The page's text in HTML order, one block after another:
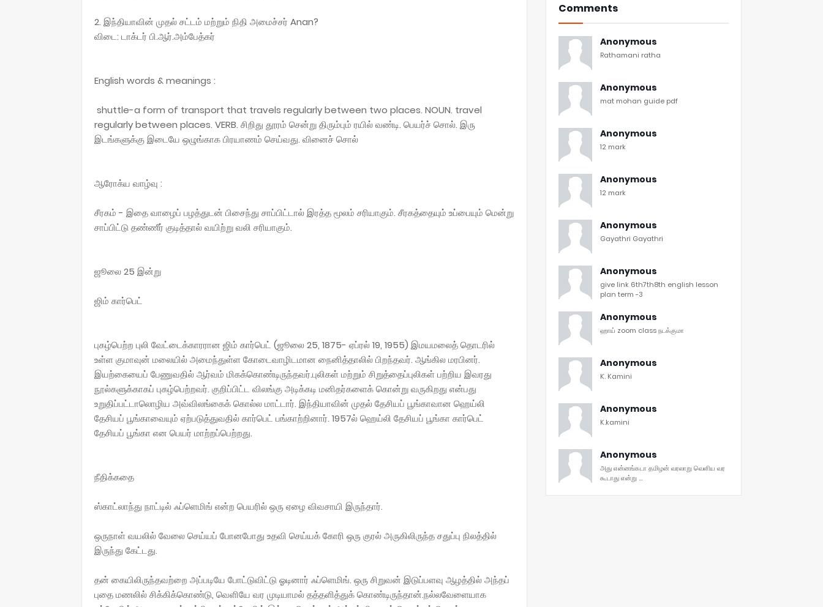
2. இந்தியாவின் முதல் சட்டம் மற்றும் நிதி அமைச்சர் Anan?
விடை: டாக்டர் பி.ஆர்.அம்பேத்கர்
English words & meanings :
shuttle-a form of transport that travels regularly between two places. NOUN. travel
regularly between places. VERB. சிறிது தூரம் சென்று திரும்பும் ரயில் வண்டி. பெயர்ச் சொல். இரு
இடங்களுக்கு இடையே ஒழுங்காக பிரயாணம் செய்வது. வினைச் சொல்
ஆரோக்ய வாழ்வு :
சீரகம் - இதை வாழைப் பழத்துடன் பிசைந்து சாப்பிட்டால் இரத்த மூலம் சரியாகும். சீரகத்தையும் உப்பையும் மென்று
சாப்பிட்டு தண்ணீர் குடித்தால் வயிற்று வலி சரியாகும்.
ஜூலை 25 இன்று
ஜிம் கார்பெட்
புகழ்பெற்ற புலி வேட்டைக்காரரான ஜிம் கார்பெட் (ஜூலை 25, 1875- ஏப்ரல் 19, 1955) இமயமலைத் தொடரில்
உள்ள குமாவுன் மலையில் அமைந்துள்ள கோடைவாழிடமான நைனித்தாலில் பிறந்தவர். ஆங்கில மரபினர்.
இயற்கையைப் பேணுவதில் ஆர்வம் மிகக்கொண்டிருந்தவர்.புலிகள் மற்றும் சிறுத்தைப்புலிகள் பற்றிய இவரது
நூல்களுக்காகப் புகழ்பெற்றவர். குறிப்பிட்ட விலங்கு அடிக்கடி மனிதர்களைக் கொன்று வருகிறது என்பது
உறுதிப்பட்டாலொழிய அவ்விலங்கைக் கொல்ல மாட்டார். இந்தியாவின் முதல் தேசியப் பூங்காவான ஹெய்லி
தேசியப் பூங்காவையும் ஏற்படுத்துவதில் கார்பெட் பங்காற்றினார். 1957ல் ஹெய்லி தேசியப் பூங்கா கார்பெட்
தேசியப் பூங்கா என பெயர் மாற்றப்பெற்றது.
நீதிக்கதை
ஸ்காட்லாந்து நாட்டில் ஃப்ளெமிங் என்ற பெயரில் ஒரு ஏழை விவசாயி இருந்தார்.
ஒருநாள் வயலில் வேலை செய்யப் போனபோது உதவி செய்யக் கோரி ஒரு குரல் அருகிலிருந்த சதுப்பு நிலத்தில்
இருந்து கேட்டது.
தன் கையிலிருந்தவற்றை அப்படியே போட்டுவிட்டு ஓடினார் ஃப்ளெமிங். ஒரு சிறுவன் இடுப்பளவு ஆழத்தில் அந்தப்
புதை மணலில் சிக்கிக்கொண்டு, வெளியே வர முடியாமல் தத்தளித்துக் கொண்டிருந்தான்.நல்லவேளையாக
Comments
Anonymous
Rathamani ratha
Anonymous
mat mohan guide pdf
Anonymous
12 mark
Anonymous
12 mark
Anonymous
Gayathri Gayathri
Anonymous
give link 6th7th8th english lesson
plan term -3
Anonymous
ஹாய் zoom class நடக்குமா
Anonymous
K. Kamini
Anonymous
K.kamini
Anonymous
அது என்னங்கடா தமிழன் வரலாறு வெளிய வர
கூடாது என்று ...